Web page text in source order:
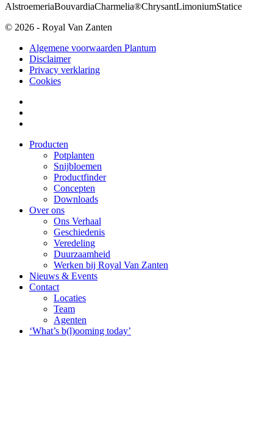
AlstroemeriaBouvardiaCharmelia®ChrysantLimoniumStatice
© 2026 - Royal Van Zanten
Algemene voorwaarden Plantum
Disclaimer
Privacy verklaring
Cookies
Producten
Potplanten
Snijbloemen
Productfinder
Concepten
Downloads
Over ons
Ons Verhaal
Geschiedenis
Veredeling
Duurzaamheid
Werken bij Royal Van Zanten
Nieuws & Events
Contact
Locaties
Team
Agenten
‘What’s b(l)ooming today’